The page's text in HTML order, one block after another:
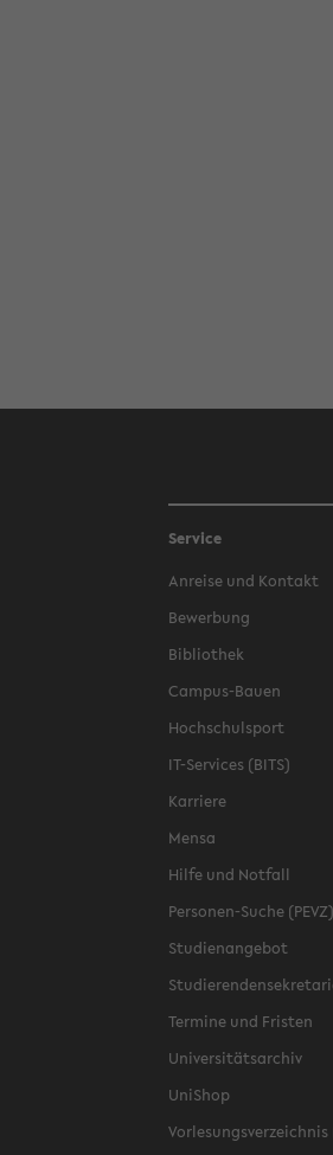
Service
An­rei­se und Kon­takt
Be­wer­bung
Bi­blio­thek
Campus-​Bauen
Hoch­schul­sport
IT-​Services (BITS)
Kar­rie­re
Mensa
Hilfe und Not­fall
Personen-​Suche (PEVZ)
Stu­di­en­an­ge­bot
Ter­mi­ne und Fris­ten
Uni­ver­si­täts­ar­chiv
Uni­Shop
Vor­le­sungs­ver­zeich­nis